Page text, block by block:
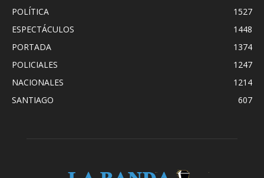
POLÍTICA
1527
ESPECTÁCULOS
1448
PORTADA
1374
POLICIALES
1247
NACIONALES
1214
SANTIAGO
607